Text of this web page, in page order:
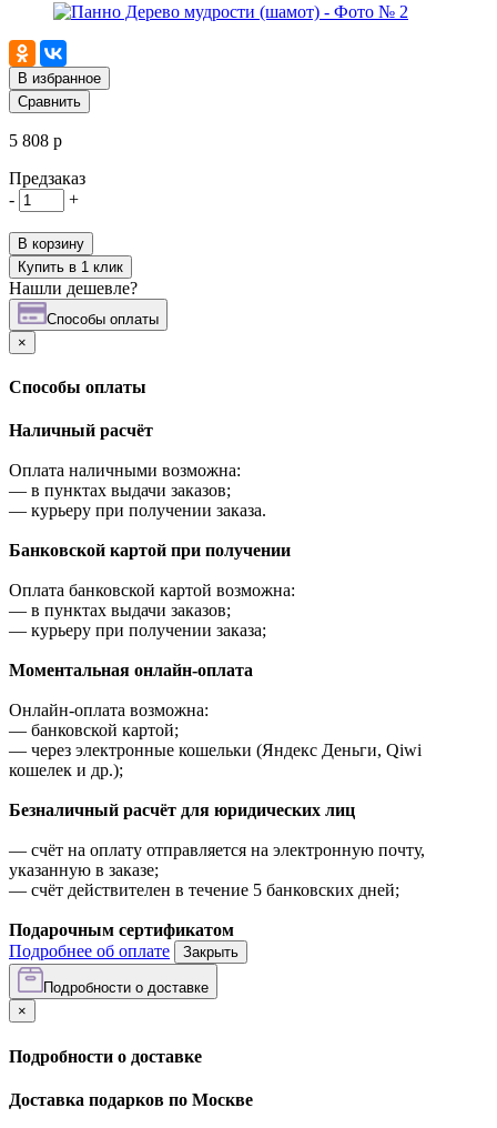
В избранное
Сравнить
5 808 р
Предзаказ
-
+
В корзину
Купить в 1 клик
Нашли дешевле?
Cпособы оплаты
×
Cпособы оплаты
Наличный расчёт
Оплата наличными возможна:
— в пунктах выдачи заказов;
— курьеру при получении заказа.
Банковской картой при получении
Оплата банковской картой возможна:
— в пунктах выдачи заказов;
— курьеру при получении заказа;
Моментальная онлайн-оплата
Онлайн-оплата возможна:
— банковской картой;
— через электронные кошельки (Яндекс Деньги, Qiwi
кошелек и др.);
Безналичный расчёт для юридических лиц
— счёт на оплату отправляется на электронную почту,
указанную в заказе;
— счёт действителен в течение 5 банковских дней;
Подарочным сертификатом
Подробнее об оплате
Закрыть
Подробности о доставке
×
Подробности о доставке
Доставка подарков по Москве